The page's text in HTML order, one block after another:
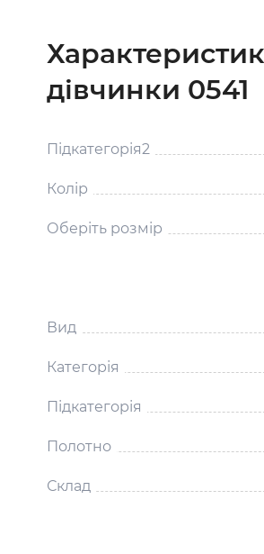
дівчинки 0541
Підкатегорія2
Колір
Оберіть розмір
Вид
Категорія
Підкатегорія
Полотно
Склад